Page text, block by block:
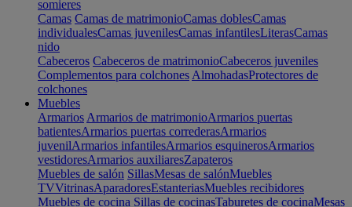
somieres
Camas Camas de matrimonioCamas doblesCamas
individualesCamas juvenilesCamas infantilesLiterasCamas
nido
Cabeceros Cabeceros de matrimonioCabeceros juveniles
Complementos para colchones AlmohadasProtectores de
colchones
Muebles
Armarios Armarios de matrimonioArmarios puertas
batientesArmarios puertas correderasArmarios
juvenilArmarios infantilesArmarios esquinerosArmarios
vestidoresArmarios auxiliaresZapateros
Muebles de salón SillasMesas de salónMuebles
TVVitrinasAparadoresEstanteriasMuebles recibidores
Muebles de cocina Sillas de cocinasTaburetes de cocinaMesas